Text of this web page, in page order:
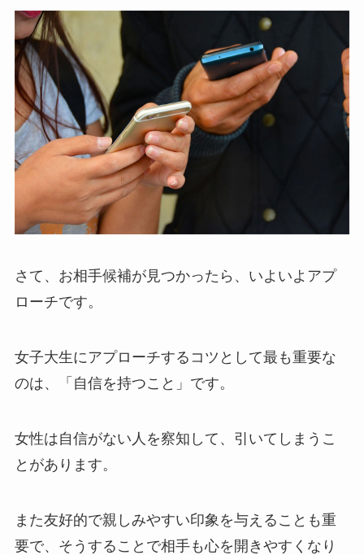
さて、お相手候補が見つかったら、いよいよアプ
ローチです。
女子大生にアプローチするコツとして最も重要な
のは、「自信を持つこと」です。
女性は自信がない人を察知して、引いてしまうこ
とがあります。
また友好的で親しみやすい印象を与えることも重
要で、そうすることで相手も心を開きやすくなり